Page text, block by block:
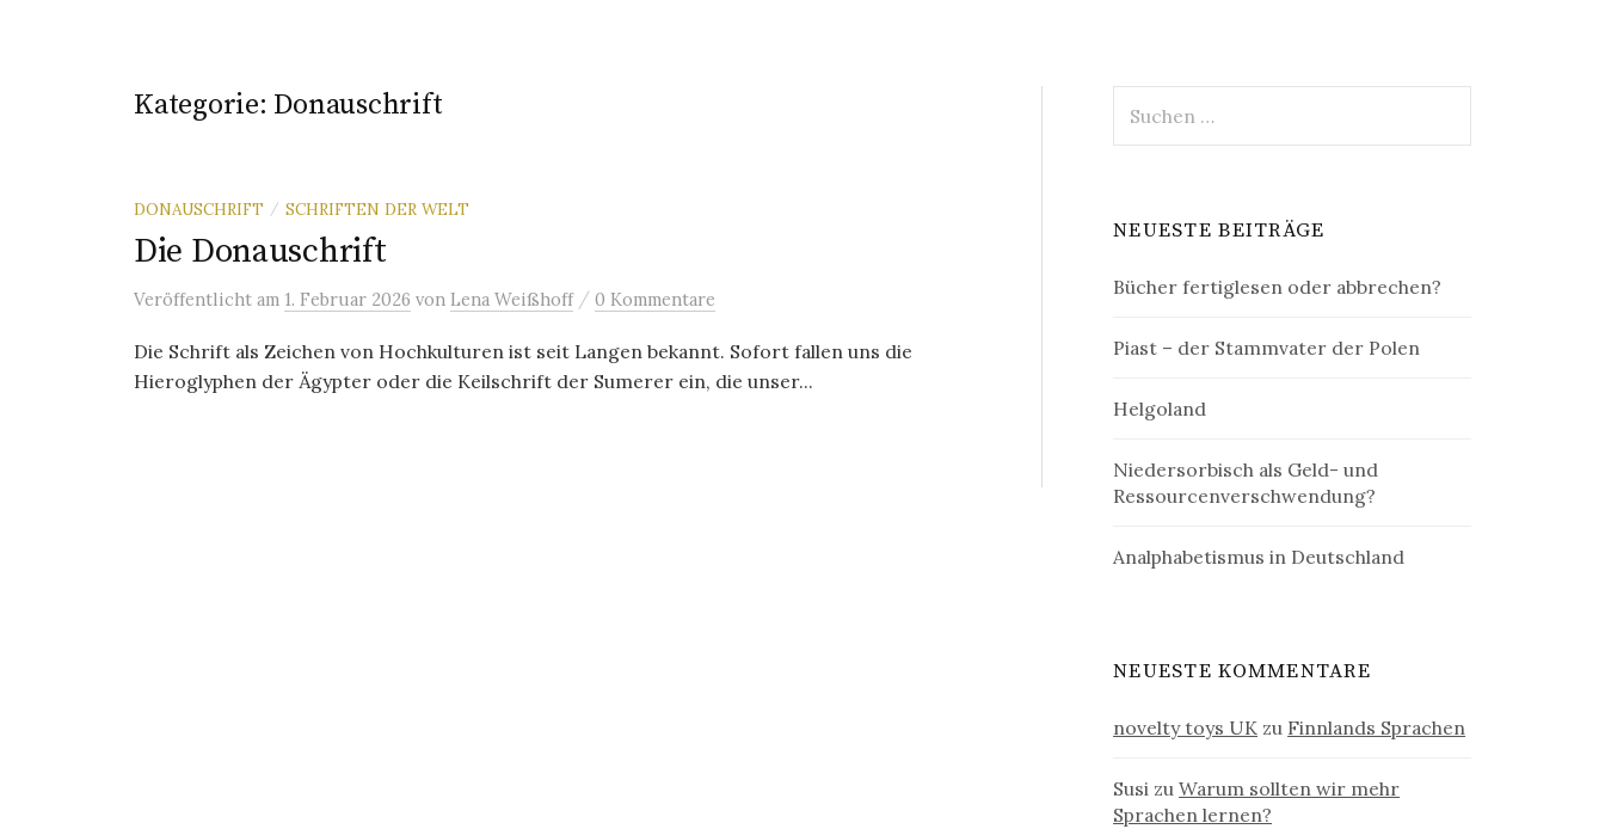
Kategorie: Donauschrift
DONAUSCHRIFT / SCHRIFTEN DER WELT
Die Donauschrift
Veröffentlicht am 1. Februar 2026 von Lena Weißhoff / 0 Kommentare
Die Schrift als Zeichen von Hochkulturen ist seit Langen bekannt. Sofort fallen uns die
Hieroglyphen der Ägypter oder die Keilschrift der Sumerer ein, die unser...
nach:
NEUESTE BEITRÄGE
Bücher fertiglesen oder abbrechen?
Piast – der Stammvater der Polen
Helgoland
Niedersorbisch als Geld- und
Ressourcenverschwendung?
Analphabetismus in Deutschland
NEUESTE KOMMENTARE
novelty toys UK zu Finnlands Sprachen
Susi zuWarum sollten wir mehr
Sprachen lernen?